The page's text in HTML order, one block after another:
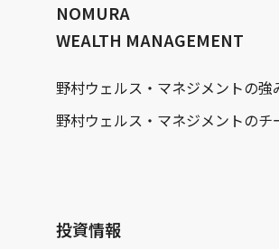
NOMURA
WEALTH MANAGEMENT
野村ウェルス・マネジメントの強
野村ウェルス・マネジメントのチ
投資情報